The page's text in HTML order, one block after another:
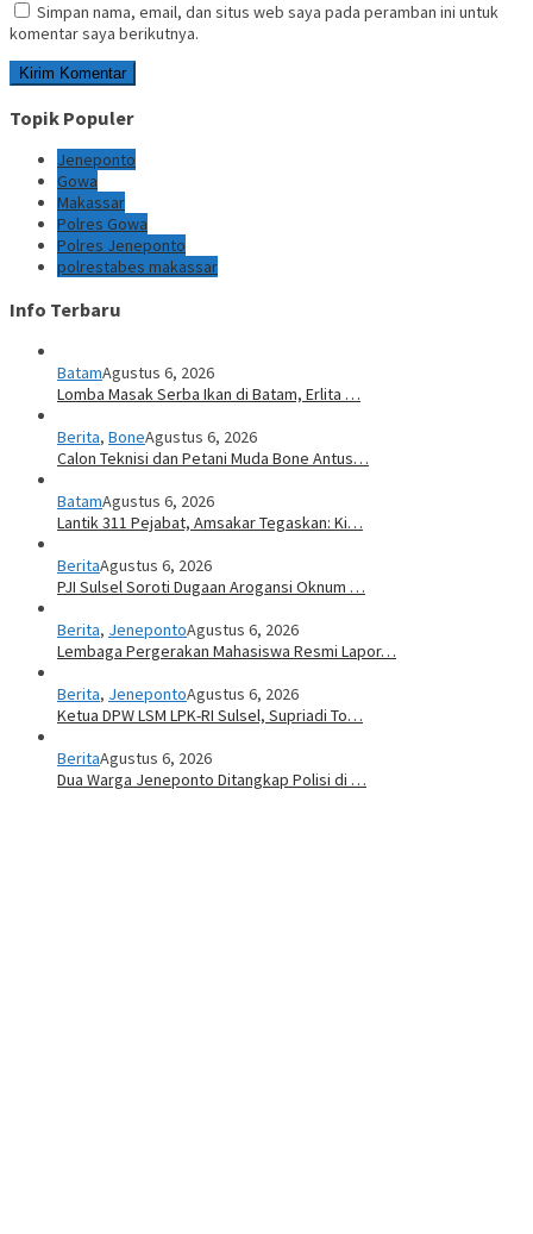
Simpan nama, email, dan situs web saya pada peramban ini untuk
komentar saya berikutnya.
Topik Populer
Jeneponto
Gowa
Makassar
Polres Gowa
Polres Jeneponto
polrestabes makassar
Info Terbaru
BatamAgustus 6, 2026
Lomba Masak Serba Ikan di Batam, Erlita …
Berita, BoneAgustus 6, 2026
Calon Teknisi dan Petani Muda Bone Antus…
BatamAgustus 6, 2026
Lantik 311 Pejabat, Amsakar Tegaskan: Ki…
BeritaAgustus 6, 2026
PJI Sulsel Soroti Dugaan Arogansi Oknum …
Berita, JenepontoAgustus 6, 2026
Lembaga Pergerakan Mahasiswa Resmi Lapor…
Berita, JenepontoAgustus 6, 2026
Ketua DPW LSM LPK-RI Sulsel, Supriadi To…
BeritaAgustus 6, 2026
Dua Warga Jeneponto Ditangkap Polisi di …